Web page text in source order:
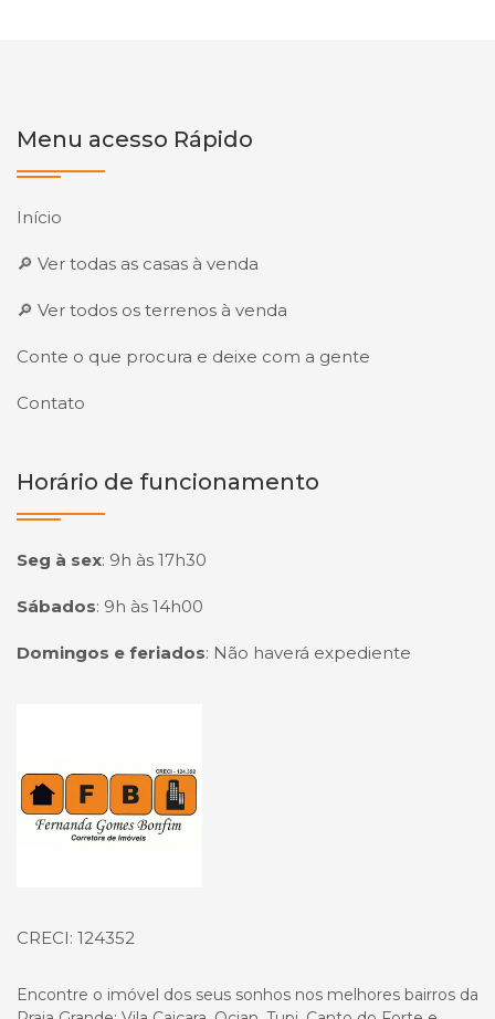
Menu acesso Rápido
Início
🔎 Ver todas as casas à venda
🔎 Ver todos os terrenos à venda
Conte o que procura e deixe com a gente
Contato
Horário de funcionamento
Seg à sex: 9h às 17h30
Sábados: 9h às 14h00
Domingos e feriados: Não haverá expediente
CRECI: 124352
Encontre o imóvel dos seus sonhos nos melhores bairros da